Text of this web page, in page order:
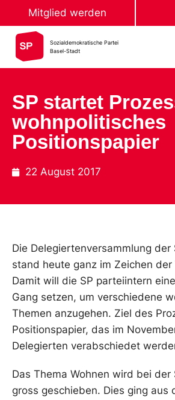
Mitglied werden
Sozialdemokratische Partei
Basel-Stadt
SP startet
wohnpolitisches
Positionspapier
22 August 2017
Die Delegiertenversammlung der
stand heute ganz im Zeichen der
Damit will die SP parteiintern
Gang setzen, um verschiedene
Themen anzugehen. Ziel des
Positionspapier, das im
Delegierten verabschiedet
Das Thema Wohnen wird bei der
gross geschieben. Dies ging aus